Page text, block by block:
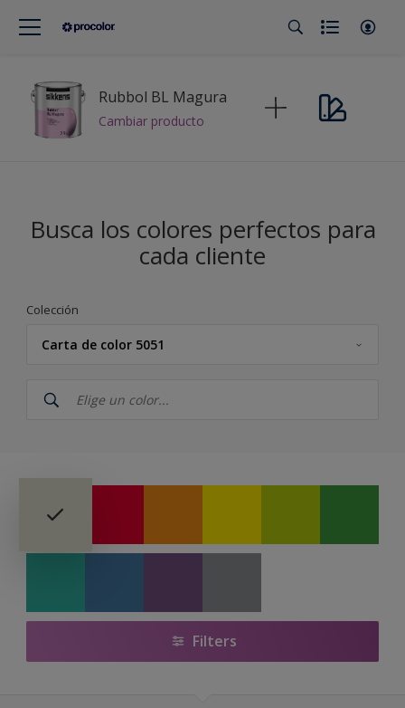
Rubbol BL Magura
Cambiar producto
Busca los colores perfectos para
cada cliente
Colección
Carta de color 5051
Procolor
Filters